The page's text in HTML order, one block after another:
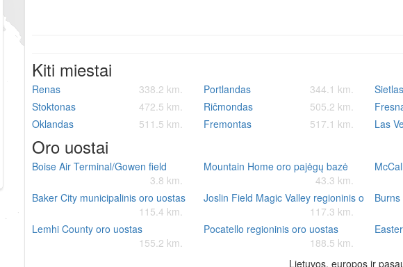
Kiti miestai
Renas 338.2 km. Portlandas 344.1 km. Sietlas
Stoktonas
472.5 km. Ričmondas 505.2 km.
Oklandas
511.5 km. Fremontas 517.1 km. Las
Oro uostai
Boise Air Terminal/Gowen field
3.8 km.
Mountain Home oro pajėgų bazė
43.3 km.
Baker City municipalinis oro uostas
115.4 km.
Joslin Field Magic Valley regioninis oro
117.3 km.
Lemhi County oro uostas
155.2 km.
Pocatello regioninis oro uostas
188.5 km.
Lietuvos, europos ir